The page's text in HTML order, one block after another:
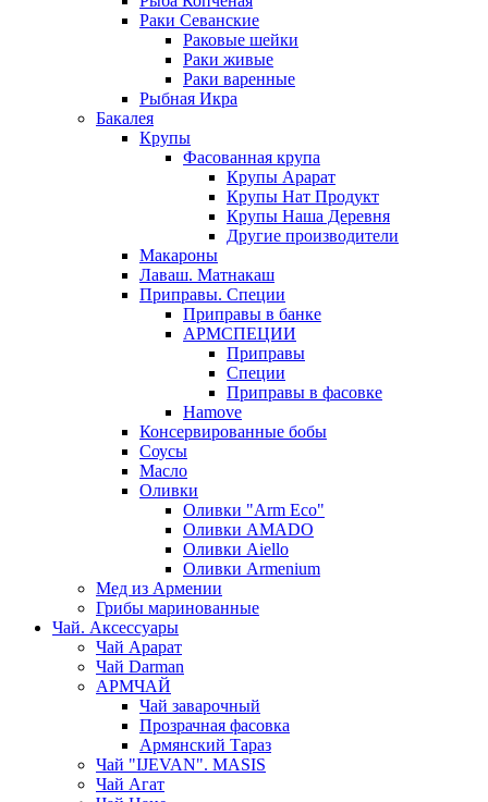
Раки Севанские
Раковые шейки
Раки живые
Раки варенные
Рыбная Икра
Бакалея
Крупы
Фасованная крупа
Крупы Арарат
Крупы Нат Продукт
Крупы Наша Деревня
Другие производители
Макароны
Лаваш. Матнакаш
Приправы. Специи
Приправы в банке
АРМСПЕЦИИ
Приправы
Специи
Приправы в фасовке
Hamove
Консервированные бобы
Соусы
Масло
Оливки
Оливки "Arm Eco"
Оливки AMADO
Оливки Aiello
Оливки Armenium
Мед из Армении
Грибы маринованные
Чай. Аксессуары
Чай Арарат
Чай Darman
АРМЧАЙ
Чай заварочный
Прозрачная фасовка
Армянский Тараз
Чай "IJEVAN". MASIS
Чай Агат